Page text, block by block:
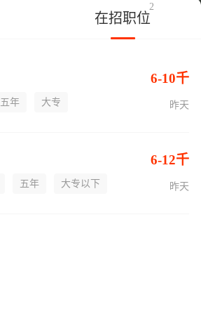
在招职位
2
6-10千
五年 大专 昨天
6-12千
五年 大专以下 昨天